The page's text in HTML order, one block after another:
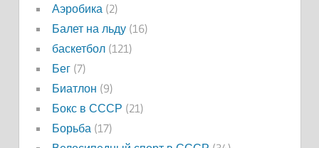
Аэробика (2)
Балет на льду(16)
баскетбол(121)
Бег(7)
Биатлон (9)
Бокс в СССР (21)
Борьба (17)